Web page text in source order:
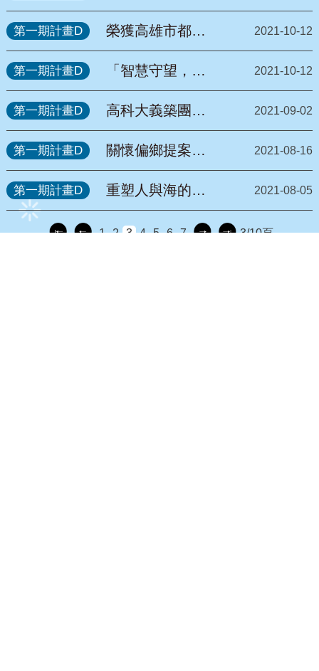
焙競賽-帕莎蒂娜
盃「友善銀髮 輕
第一期計畫D 2021-10-12
榮獲高雄市都發
局110年度大學
生根蹲點計畫首
第一期計畫D 2021-10-12
「智慧守望，環
境再生」計畫(e-
WATCHER)
第一期計畫D 2021-09-02
高科大義築團隊
再出發 多納國小
生態池完工倒數
第一期計畫D 2021-08-16
關懷偏鄉提案競
賽 高科大邀請綠
能業者贊助獎金
第一期計畫D 2021-08-05
重塑人與海的距
離-【海洋故事劇
場】
1 2 3 4 5 6 7 3/10頁